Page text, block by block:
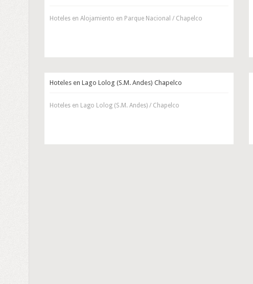
Hoteles en Alojamiento en Parque Nacional / Chapelco
Hoteles en Lago Lolog (S.M. Andes) Chapelco
Hoteles en Lago Lolog (S.M. Andes) / Chapelco